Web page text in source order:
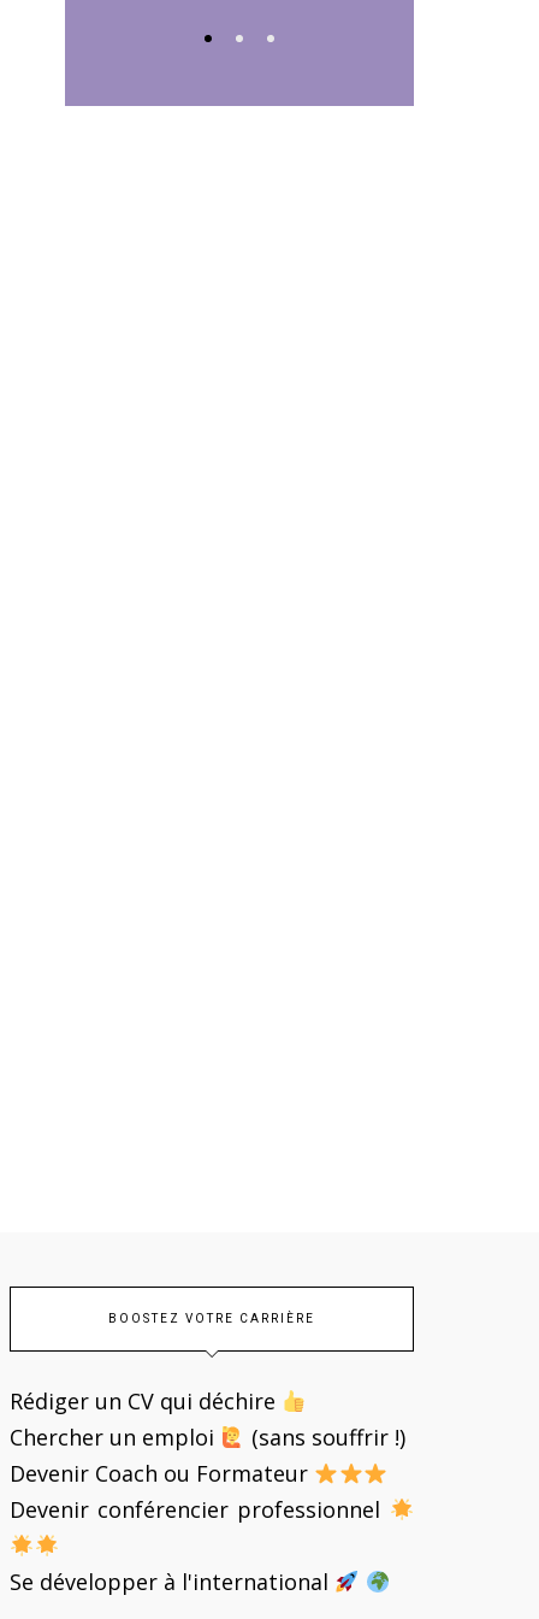
BOOSTEZ VOTRE CARRIÈRE
Rédiger un CV qui déchire
Chercher un emploi
(sans souffrir !)
Devenir Coach ou Formateur
Devenir conférencier professionnel
Se développer à l'international